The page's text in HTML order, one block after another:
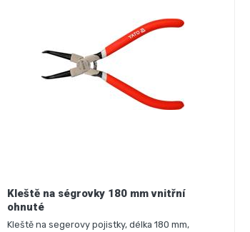
Kleště na ségrovky 180 mm vnitřní
ohnuté
Kleště na segerovy pojistky, délka 180 mm,